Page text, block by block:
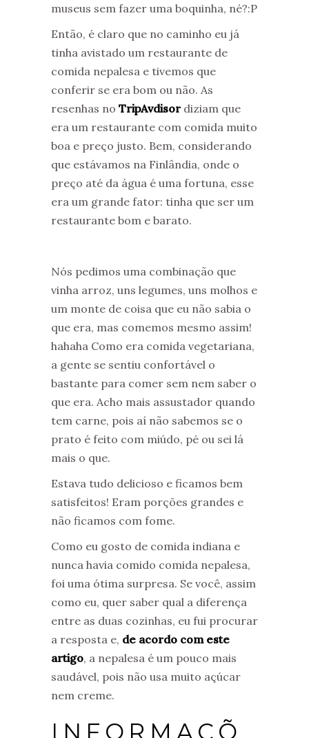
museus sem fazer uma boquinha, né?:P
Então, é claro que no caminho eu já
tinha avistado um restaurante de
comida nepalesa e tivemos que
conferir se era bom ou não. As
resenhas no TripAvdisor diziam que
era um restaurante com comida muito
boa e preço justo. Bem, considerando
que estávamos na Finlândia, onde o
preço até da água é uma fortuna, esse
era um grande fator: tinha que ser um
restaurante bom e barato.
Nós pedimos uma combinação que
vinha arroz, uns legumes, uns molhos e
um monte de coisa que eu não sabia o
que era, mas comemos mesmo assim!
hahaha Como era comida vegetariana,
a gente se sentiu confortável o
bastante para comer sem nem saber o
que era. Acho mais assustador quando
tem carne, pois aí não sabemos se o
prato é feito com miúdo, pé ou sei lá
mais o que.
Estava tudo delicioso e ficamos bem
satisfeitos! Eram porções grandes e
não ficamos com fome.
Como eu gosto de comida indiana e
nunca havia comido comida nepalesa,
foi uma ótima surpresa. Se você, assim
como eu, quer saber qual a diferença
entre as duas cozinhas, eu fui procurar
a resposta e, de acordo com este
artigo, a nepalesa é um pouco mais
saudável, pois não usa muito açúcar
nem creme.
INFORMAÇÕ